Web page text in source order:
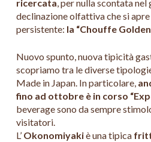
ricercata, per nulla scontata nel
declinazione olfattiva che si
persistente: la “Chouffe Golden
Nuovo spunto, nuova tipicità
scopriamo tra le diverse
Made in Japan. In particolare,
fino ad ottobre è in corso
beverage sono da sempre
visitatori.
L’ Okonomiyakiè una tipica